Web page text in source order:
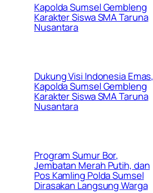
Kapolda Sumsel Gembleng
Karakter Siswa SMA Taruna
Nusantara
Dukung Visi Indonesia Emas,
Kapolda Sumsel Gembleng
Karakter Siswa SMA Taruna
Nusantara
Program Sumur Bor,
Jembatan Merah Putih, dan
Pos Kamling Polda Sumsel
Dirasakan Langsung Warga